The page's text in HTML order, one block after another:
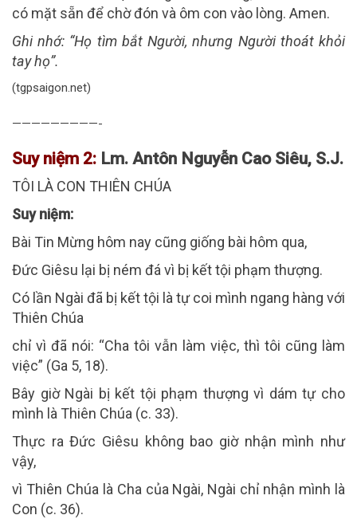
có mặt sẵn để chờ đón và ôm con vào lòng. Amen.
Ghi nhớ: “Họ tìm bắt Người, nhưng Người thoát khỏi
tay họ”.
(tgpsaigon.net)
—————————-
Suy niệm 2: Lm. Antôn Nguyễn Cao Siêu, S.J.
TÔI LÀ CON THIÊN CHÚA
Suy niệm:
Bài Tin Mừng hôm nay cũng giống bài hôm qua,
Đức Giêsu lại bị ném đá vì bị kết tội phạm thượng.
Có lần Ngài đã bị kết tội là tự coi mình ngang hàng với
Thiên Chúa
chỉ vì đã nói: “Cha tôi vẫn làm việc, thì tôi cũng làm
việc” (Ga 5, 18).
Bây giờ Ngài bị kết tội phạm thượng vì dám tự cho
mình là Thiên Chúa (c. 33).
Thực ra Đức Giêsu không bao giờ nhận mình như
vậy,
vì Thiên Chúa là Cha của Ngài, Ngài chỉ nhận mình là
Con (c. 36).